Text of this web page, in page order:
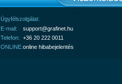
Ügyfélszolgálat:
E-mail:
support@grafinet.hu
Telefon: +36 20 222 0011
ONLINE:online hibabejelentés